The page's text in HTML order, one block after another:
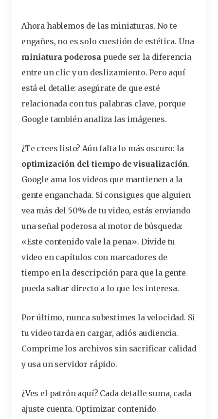
Ahora hablemos de las miniaturas. No te
engañes, no es solo cuestión de estética. Una
miniatura poderosapuede ser la diferencia
entre un clic y un deslizamiento. Pero aquí
está el detalle: asegúrate de que esté
relacionada con tus palabras clave, porque
Google también analiza las imágenes.
¿Te crees listo? Aún falta lo más oscuro: la
optimización del tiempo de visualización.
Google ama los videos que mantienen a la
gente enganchada. Si consigues que alguien
vea más del 50% de tu video, estás enviando
una señal poderosa al motor de búsqueda:
«Este contenido vale la pena». Divide tu
video en capítulos con marcadores de
tiempo en la descripción para que la gente
pueda saltar directo a lo que les interesa.
Por último, nunca subestimes la velocidad. Si
tu video tarda en cargar, adiós audiencia.
Comprime los archivos sin sacrificar calidad
y usa un servidor rápido.
¿Ves el patrón aquí? Cada detalle suma, cada
ajuste cuenta. Optimizar contenido